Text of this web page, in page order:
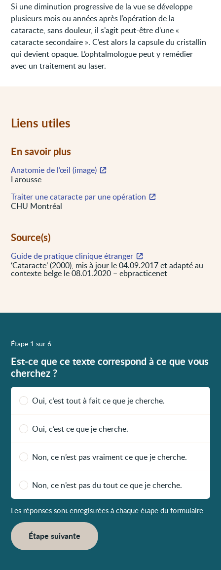
Si une diminution progressive de la vue se développe
plusieurs mois ou années après l’opération de la
cataracte, sans douleur, il s’agit peut-être d'une «
cataracte secondaire ». C’est alors la capsule du cristallin
qui devient opaque. L’ophtalmologue peut y remédier
avec un traitement au laser.
Liens utiles
En savoir plus
Anatomie de l’œil (image)
Larousse
Traiter une cataracte par une opération
CHU Montréal
Source(s)
Guide de pratique clinique étranger
‘Cataracte’ (2000), mis à jour le 04.09.2017 et adapté au
contexte belge le 08.01.2020 – ebpracticenet
Étape 1 sur 6
Est-ce que ce texte correspond à ce que vous
cherchez ?
Oui, c’est tout à fait ce que je cherche.
Oui, c’est ce que je cherche.
Non, ce n’est pas vraiment ce que je cherche.
Non, ce n’est pas du tout ce que je cherche.
Les réponses sont enregistrées à chaque étape du formulaire
Étape suivante